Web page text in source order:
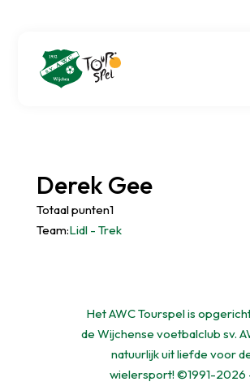
Derek Gee
Totaal punten1
Team:Lidl - Trek
Het AWC Tourspel is
de Wijchense voetbalclub sv.
natuurlijk uit liefde voor
wielersport! ©1991-2026